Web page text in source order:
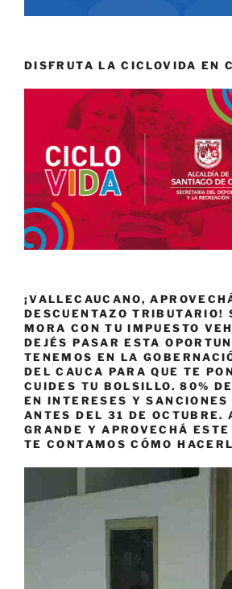
DISFRUTA LA CICLOVIDA EN
¡VALLECAUCANO,
DESCUENTAZO TRIBUTARIO!
MORA CON TU IMPUESTO
DEJÉS PASAR ESTA
TENEMOS EN LA
DEL CAUCA PARA QUE TE
CUIDES TU BOLSILLO. 80%
EN INTERESES Y SANCIONES
ANTES DEL 31 DE OCTUBRE.
GRANDE Y APROVECHÁ
TE CONTAMOS CÓMO